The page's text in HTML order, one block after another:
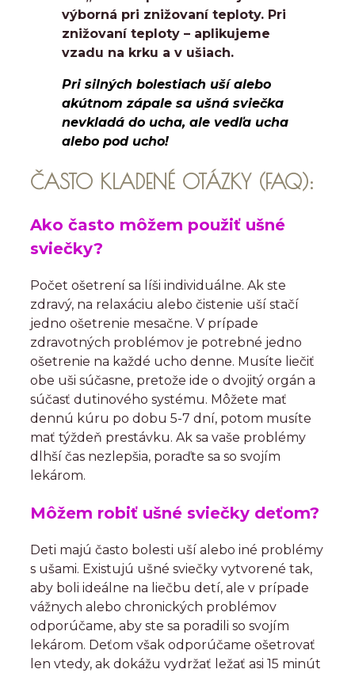
výborná pri znižovaní teploty. Pri
znižovaní teploty – aplikujeme
vzadu na krku a v ušiach.
Pri silných bolestiach uší alebo
akútnom zápale sa ušná sviečka
nevkladá do ucha, ale vedľa ucha
alebo pod ucho!
ČASTO KLADENÉ OTÁZKY (FAQ):
Ako často môžem použiť ušné
sviečky?
Počet ošetrení sa líši individuálne. Ak ste
zdravý, na relaxáciu alebo čistenie uší stačí
jedno ošetrenie mesačne. V prípade
zdravotných problémov je potrebné jedno
ošetrenie na každé ucho denne. Musíte liečiť
obe uši súčasne, pretože ide o dvojitý orgán a
súčasť dutinového systému. Môžete mať
dennú kúru po dobu 5-7 dní, potom musíte
mať týždeň prestávku. Ak sa vaše problémy
dlhší čas nezlepšia, poraďte sa so svojím
lekárom.
Môžem robiť ušné sviečky deťom?
Deti majú často bolesti uší alebo iné problémy
s ušami. Existujú ušné sviečky vytvorené tak,
aby boli ideálne na liečbu detí, ale v prípade
vážnych alebo chronických problémov
odporúčame, aby ste sa poradili so svojím
lekárom. Deťom však odporúčame ošetrovať
len vtedy, ak dokážu vydržať ležať asi 15 minút